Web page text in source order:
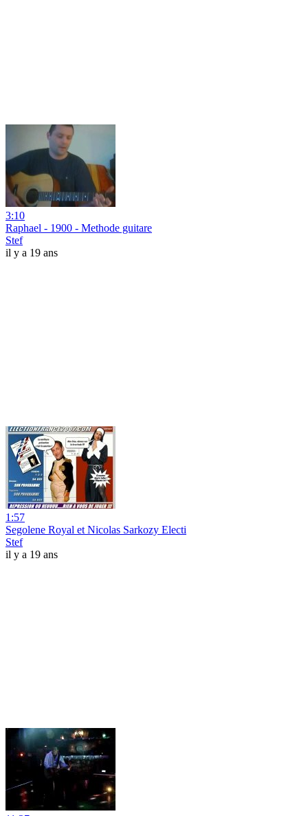
3:10
Raphael - 1900 - Methode guitare
Stef
il y a 19 ans
1:57
Segolene Royal et Nicolas Sarkozy Electi
Stef
il y a 19 ans